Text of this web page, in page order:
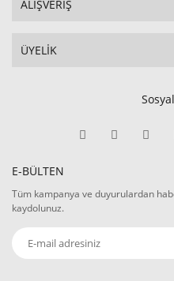
ALIŞVERİŞ
ÜYELİK
E-BÜLTEN
Tüm kampanya ve duyurulardan
kaydolunuz.